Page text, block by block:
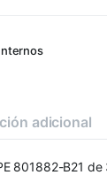
adicional
801882-B21 de